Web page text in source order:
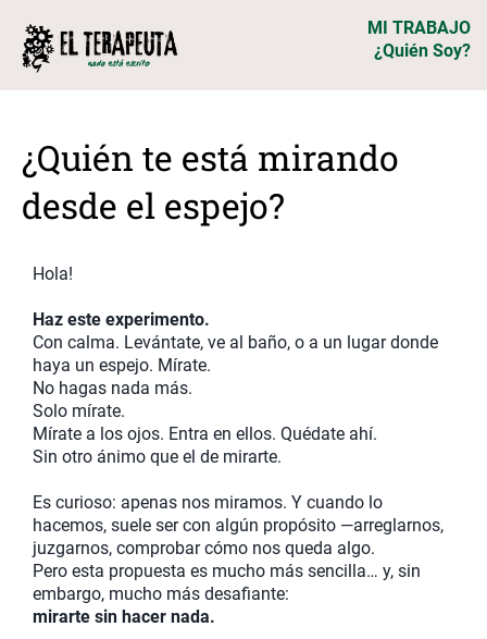
MI TRABAJO
¿Quién Soy?
¿Quién te está mirando
desde el espejo?
Hola!
Haz este experimento.
Con calma. Levántate, ve al baño, o a un lugar donde
haya un espejo. Mírate.
No hagas nada más.
Solo mírate.
Mírate a los ojos. Entra en ellos. Quédate ahí.
Sin otro ánimo que el de mirarte.
Es curioso: apenas nos miramos. Y cuando lo
hacemos, suele ser con algún propósito —arreglarnos,
juzgarnos, comprobar cómo nos queda algo.
Pero esta propuesta es mucho más sencilla… y, sin
embargo, mucho más desafiante:
mirarte sin hacer nada.